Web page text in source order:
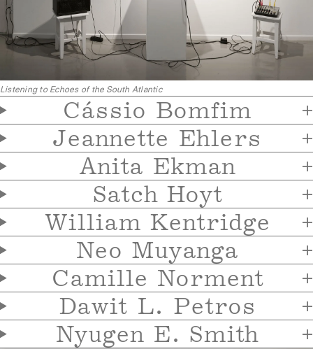
Listening to Echoes of the South Atlantic
Cássio Bomfim
Jeannette Ehlers
Anita Ekman
Satch Hoyt
William Kentridge
Neo Muyanga
Camille Norment
Dawit L. Petros
Nyugen E. Smith